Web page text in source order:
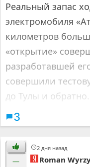
Реальный запас
электромобиля
километров
«открытие»
разработавшей
совершили
до Тулы и обратно.
3
2 дня назад
— Roman